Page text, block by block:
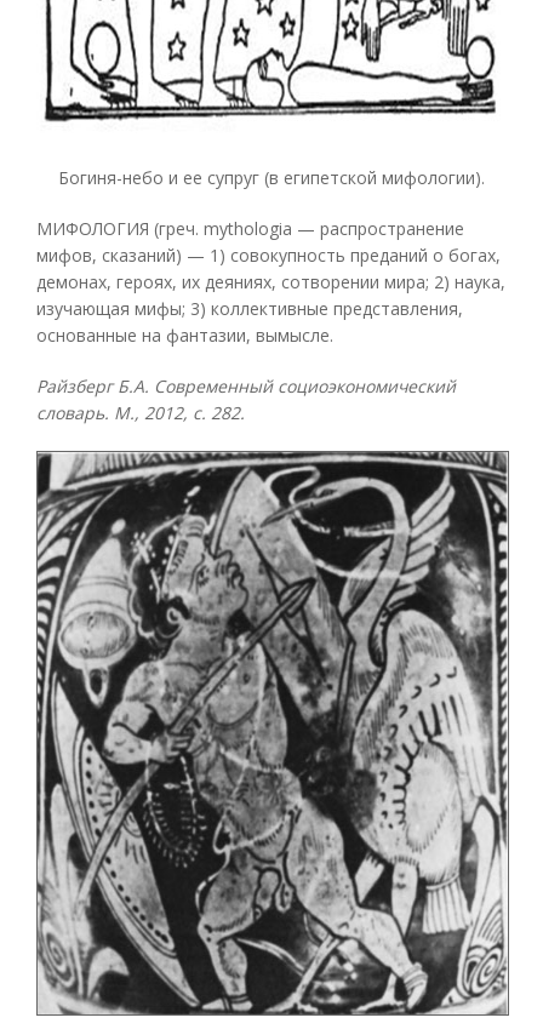
Богиня-небо и ее супруг (в египетской мифологии).
МИФОЛОГИЯ (греч. mythologia — распространение
мифов, сказаний) — 1) совокупность преданий о богах,
демонах, героях, их деяниях, сотворении мира; 2) наука,
изучающая мифы; 3) коллективные представления,
основанные на фантазии, вымысле.
Райзберг Б.А. Современный социоэкономический
словарь. М., 2012, с. 282.